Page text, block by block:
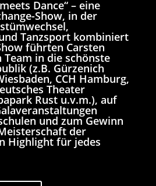
Dance“ – eine
Show, in der
Tanzsport kombiniert
führten Carsten
Team in die schönste
(z.B. Gürzenich
CCH Hamburg,
Theater
Rust u.v.m.), auf
und zum Gewinn
der
Highlight für jedes